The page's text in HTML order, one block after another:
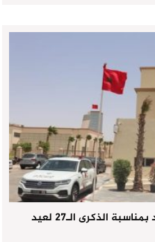
الحسيمة تتعزز بمجمع أمني جديد بمناسبة الذكرى الـ27 لعيد